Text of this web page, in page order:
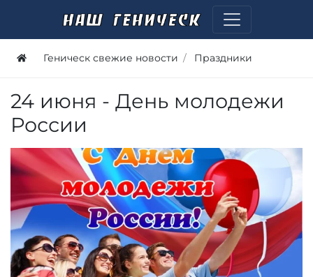
Геническ свежие новости Праздники
24 июня - День молодежи
России